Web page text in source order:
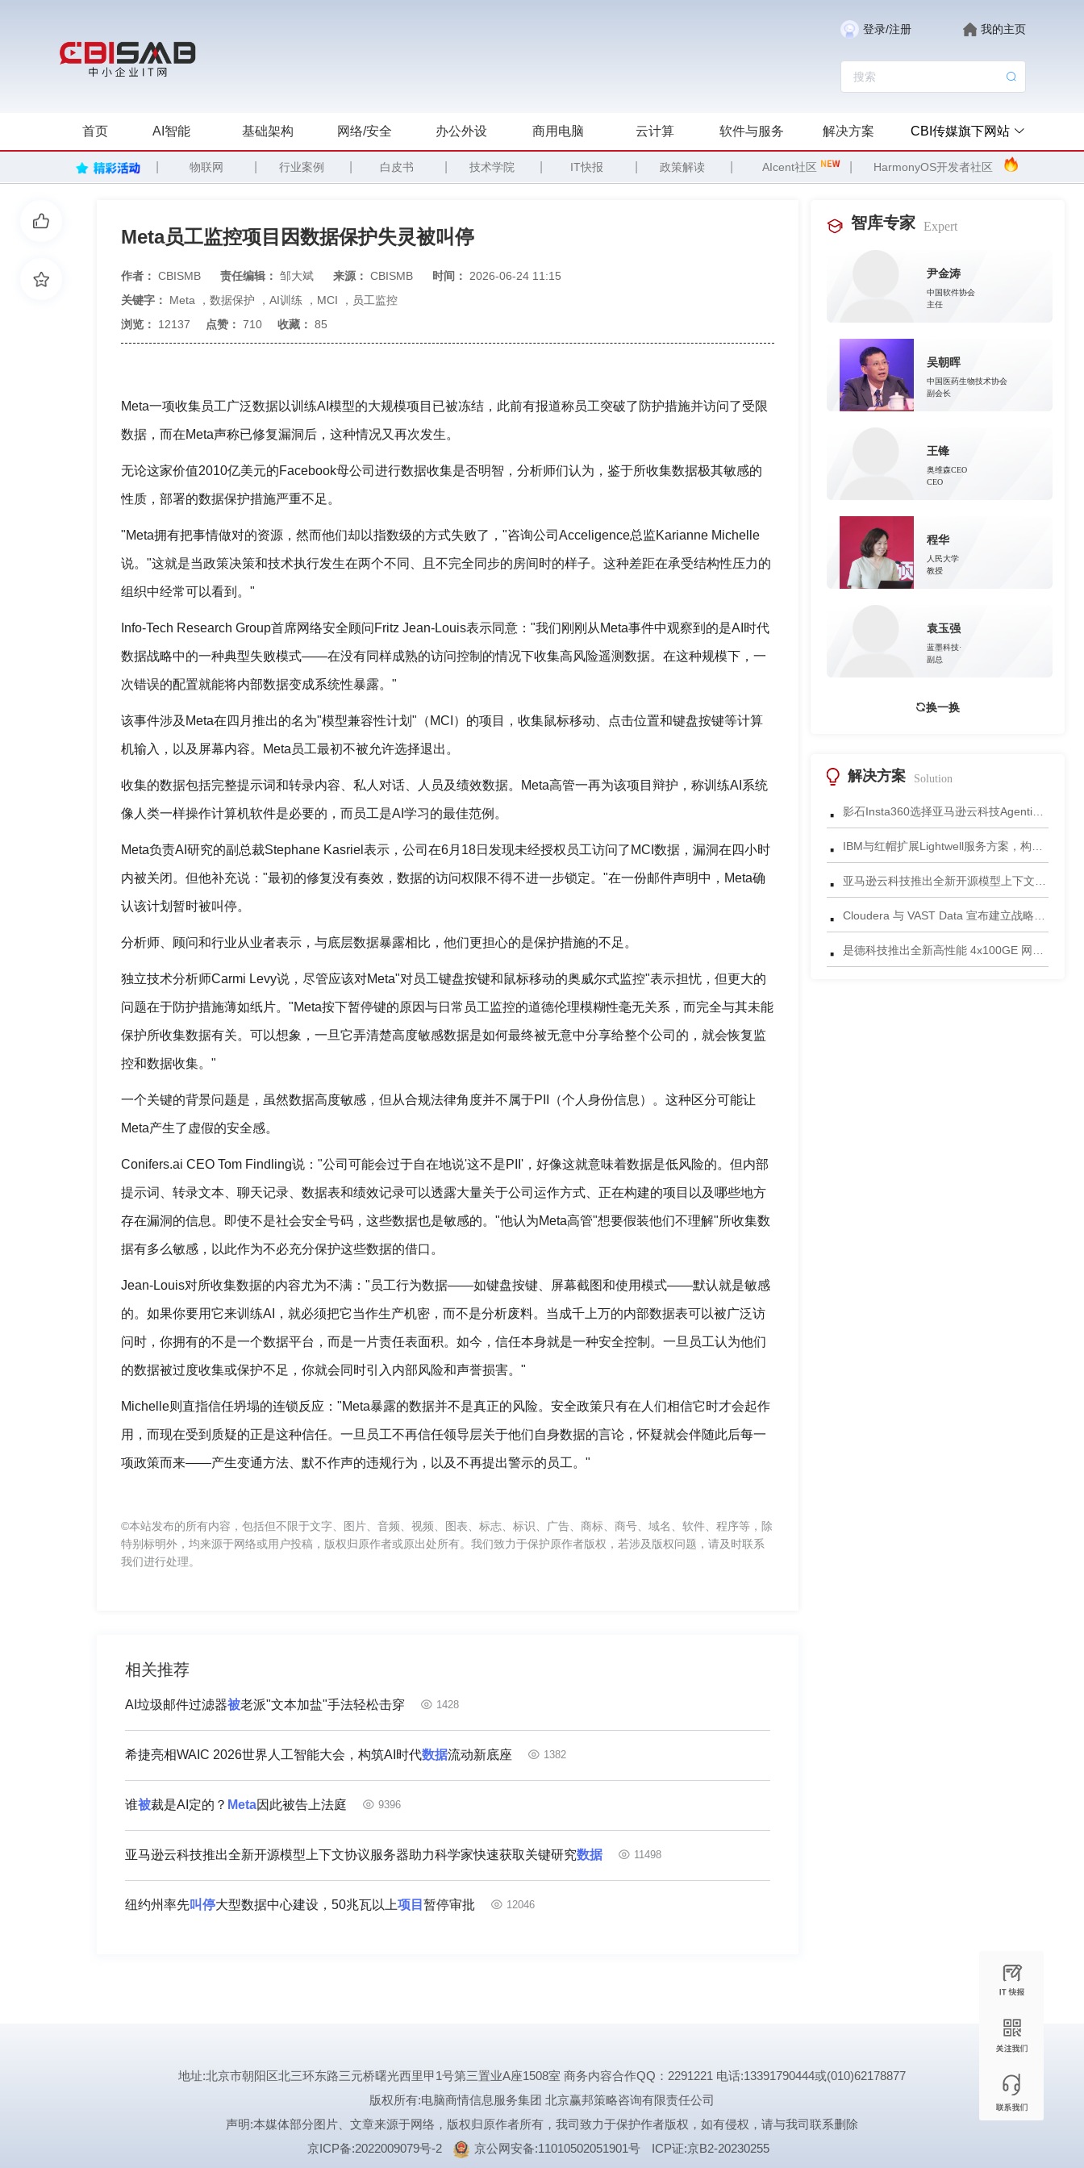
登录/注册 我的主页
首页 AI智能 基础架构 网络/安全 办公外设 商用电脑 云计算 软件与服务 解决方案 CBI传媒旗下网站
物联网 行业案例 白皮书 技术学院 IT快报 政策解读 AIcent社区 HarmonyOS开发者社区
Meta员工监控项目因数据保护失灵被叫停
作者： CBISMB 责任编辑： 邹大斌 来源： CBISMB 时间： 2026-06-24 11:15
关键字： Meta ， 数据保护 ， AI训练 ， MCI ， 员工监控
浏览： 12137 点赞： 710 收藏： 85
Meta一项收集员工广泛数据以训练AI模型的大规模项目已被冻结，此前有报道称员工突破了防护措施并访问了受限
数据，而在Meta声称已修复漏洞后，这种情况又再次发生。
无论这家价值2010亿美元的Facebook母公司进行数据收集是否明智，分析师们认为，鉴于所收集数据极其敏感的
性质，部署的数据保护措施严重不足。
"Meta拥有把事情做对的资源，然而他们却以指数级的方式失败了，"咨询公司Acceligence总监Karianne Michelle
说。"这就是当政策决策和技术执行发生在两个不同、且不完全同步的房间时的样子。这种差距在承受结构性压力的
组织中经常可以看到。"
Info-Tech Research Group首席网络安全顾问Fritz Jean-Louis表示同意："我们刚刚从Meta事件中观察到的是AI时代
数据战略中的一种典型失败模式——在没有同样成熟的访问控制的情况下收集高风险遥测数据。在这种规模下，一
次错误的配置就能将内部数据变成系统性暴露。"
该事件涉及Meta在四月推出的名为"模型兼容性计划"（MCI）的项目，收集鼠标移动、点击位置和键盘按键等计算
机输入，以及屏幕内容。Meta员工最初不被允许选择退出。
收集的数据包括完整提示词和转录内容、私人对话、人员及绩效数据。Meta高管一再为该项目辩护，称训练AI系统
像人类一样操作计算机软件是必要的，而员工是AI学习的最佳范例。
Meta负责AI研究的副总裁Stephane Kasriel表示，公司在6月18日发现未经授权员工访问了MCI数据，漏洞在四小时
内被关闭。但他补充说："最初的修复没有奏效，数据的访问权限不得不进一步锁定。"在一份邮件声明中，Meta确
认该计划暂时被叫停。
分析师、顾问和行业从业者表示，与底层数据暴露相比，他们更担心的是保护措施的不足。
独立技术分析师Carmi Levy说，尽管应该对Meta"对员工键盘按键和鼠标移动的奥威尔式监控"表示担忧，但更大的
问题在于防护措施薄如纸片。"Meta按下暂停键的原因与日常员工监控的道德伦理模糊性毫无关系，而完全与其未能
保护所收集数据有关。可以想象，一旦它弄清楚高度敏感数据是如何最终被无意中分享给整个公司的，就会恢复监
控和数据收集。"
一个关键的背景问题是，虽然数据高度敏感，但从合规法律角度并不属于PII（个人身份信息）。这种区分可能让
Meta产生了虚假的安全感。
Conifers.ai CEO Tom Findling说："公司可能会过于自在地说'这不是PII'，好像这就意味着数据是低风险的。但内部
提示词、转录文本、聊天记录、数据表和绩效记录可以透露大量关于公司运作方式、正在构建的项目以及哪些地方
存在漏洞的信息。即使不是社会安全号码，这些数据也是敏感的。"他认为Meta高管"想要假装他们不理解"所收集数
据有多么敏感，以此作为不必充分保护这些数据的借口。
Jean-Louis对所收集数据的内容尤为不满："员工行为数据——如键盘按键、屏幕截图和使用模式——默认就是敏感
的。如果你要用它来训练AI，就必须把它当作生产机密，而不是分析废料。当成千上万的内部数据表可以被广泛访
问时，你拥有的不是一个数据平台，而是一片责任表面积。如今，信任本身就是一种安全控制。一旦员工认为他们
的数据被过度收集或保护不足，你就会同时引入内部风险和声誉损害。"
Michelle则直指信任坍塌的连锁反应："Meta暴露的数据并不是真正的风险。安全政策只有在人们相信它时才会起作
用，而现在受到质疑的正是这种信任。一旦员工不再信任领导层关于他们自身数据的言论，怀疑就会伴随此后每一
项政策而来——产生变通方法、默不作声的违规行为，以及不再提出警示的员工。"
©本站发布的所有内容，包括但不限于文字、图片、音频、视频、图表、标志、标识、广告、商标、商号、域名、软件、程序等，除
特别标明外，均来源于网络或用户投稿，版权归原作者或原出处所有。我们致力于保护原作者版权，若涉及版权问题，请及时联系
我们进行处理。
相关推荐
AI垃圾邮件过滤器被老派"文本加盐"手法轻松击穿 1428
希捷亮相WAIC 2026世界人工智能大会，构筑AI时代数据流动新底座 1382
谁被裁是AI定的？ Meta因此被告上法庭 9396
亚马逊云科技推出全新开源模型上下文协议服务器助力科学家快速获取关键研究数据 11498
纽约州率先叫停大型数据中心建设，50兆瓦以上项目 暂停审批 12046
智库专家 Expert
尹金涛
中国软件协会
主任
吴朝晖
中国医药生物技术协会
副会长
王锋
奥维森CEO
CEO
程华
人民大学
教授
袁玉强
蓝墨科技·
副总
换一换
解决方案 Solution
· 影石Insta360选择亚马逊云科技Agentic AI 正式发布一站式智能成片应用
·
·
·
·
地址:北京市朝阳区北三环东路三元桥曙光西里甲1号第三置业A座1508室 商务内容合作QQ：2291221 电话:13391790444或(010)62178877
版权所有:电脑商情信息服务集团 北京赢邦策略咨询有限责任公司
声明:本媒体部分图片、文章来源于网络，版权归原作者所有，我司致力于保护作者版权，如有侵权，请与我司联系删除
京ICP备:2022009079号-2
京公网安备:11010502051901号 ICP证:京B2-20230255